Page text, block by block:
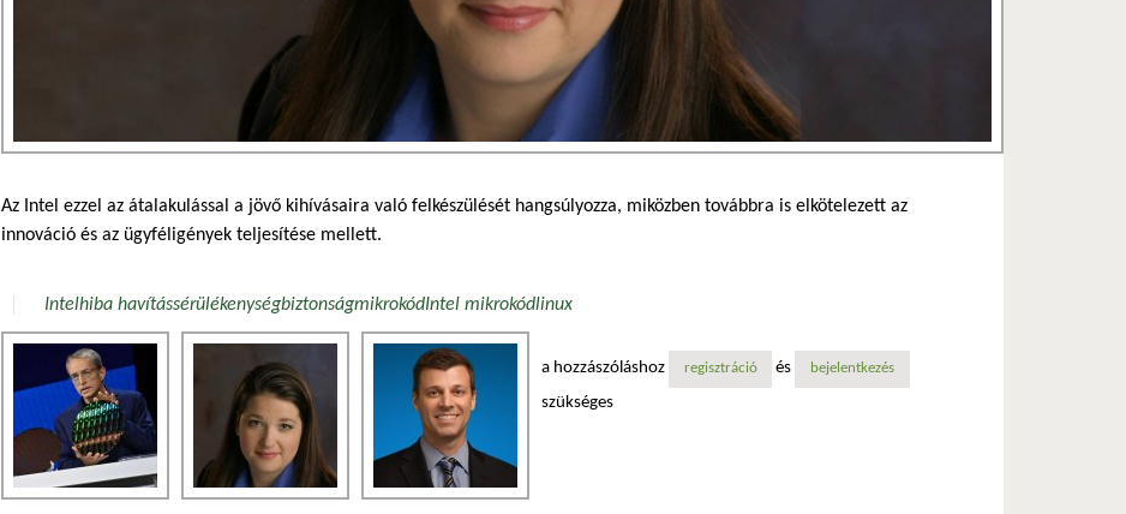
Az Intel ezzel az átalakulással a jövő kihívásaira való felkészülését hangsúlyozza, miközben továbbra is elkötelezett az
innováció és az ügyféligények teljesítése mellett.
Intelhiba havítássérülékenységbiztonságmikrokódIntel mikrokódlinux
a hozzászóláshoz regisztráció és bejelentkezés
szükséges